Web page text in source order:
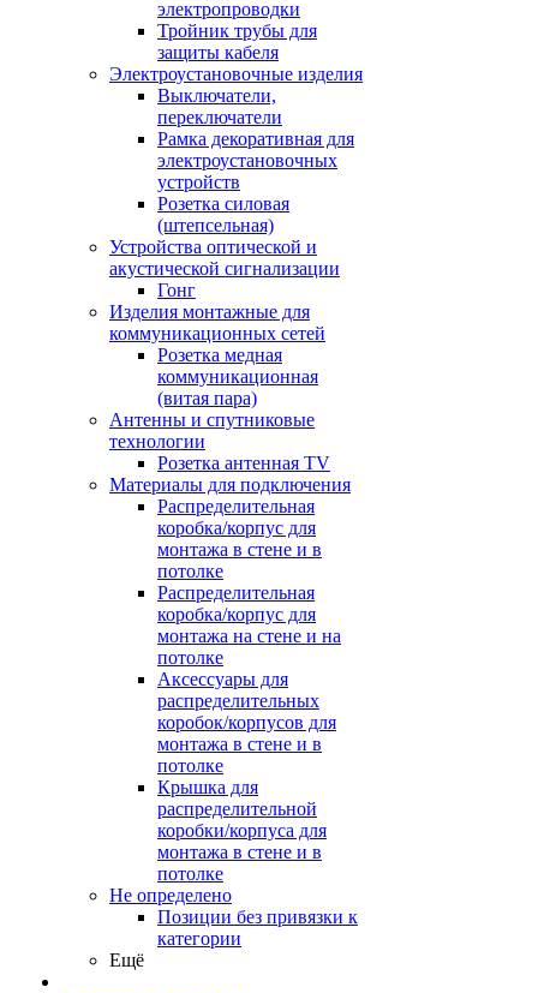
электропроводки
Тройник трубы для
защиты кабеля
Электроустановочные изделия
Выключатели,
переключатели
Рамка декоративная для
электроустановочных
устройств
Розетка силовая
(штепсельная)
Устройства оптической и
акустической сигнализации
Гонг
Изделия монтажные для
коммуникационных сетей
Розетка медная
коммуникационная
(витая пара)
Антенны и спутниковые
технологии
Розетка антенная TV
Материалы для подключения
Распределительная
коробка/корпус для
монтажа в стене и в
потолке
Распределительная
коробка/корпус для
монтажа на стене и на
потолке
Аксессуары для
распределительных
коробок/корпусов для
монтажа в стене и в
потолке
Крышка для
распределительной
коробки/корпуса для
монтажа в стене и в
потолке
Не определено
Позиции без привязки к
категории
Ещё